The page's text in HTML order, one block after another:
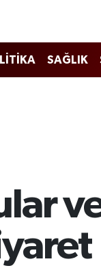
SAĞLIK